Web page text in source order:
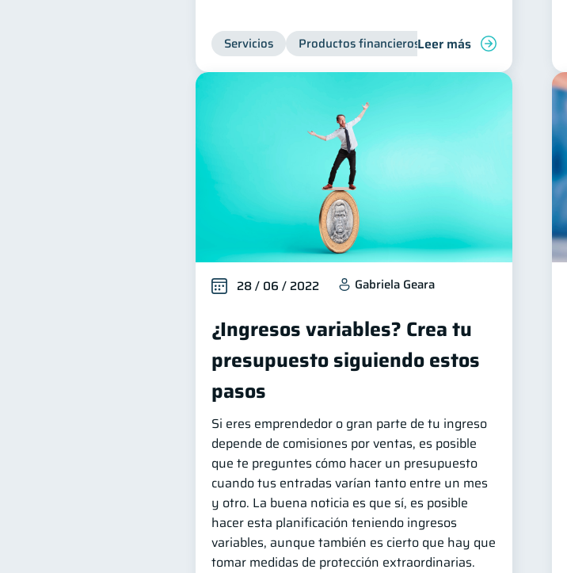
Servicios Productos financieros Inclusión financiera
Leer más
28 / 06 / 2022 Gabriela Geara
¿Ingresos variables? Crea tu
presupuesto siguiendo estos
pasos
Si eres emprendedor o gran parte de tu ingreso
depende de comisiones por ventas, es posible
que te preguntes cómo hacer un presupuesto
cuando tus entradas varían tanto entre un mes
y otro. La buena noticia es que sí, es posible
hacer esta planificación teniendo ingresos
variables, aunque también es cierto que hay que
tomar medidas de protección extraordinarias.